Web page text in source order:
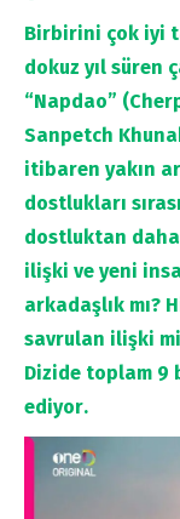
Birbirini çok iyi
dokuz yıl süren
“Napdao”
Sanpetch
itibaren yakın
dostlukları
dostluktan
ilişki ve yeni
arkadaşlık mı?
savrulan ilişki
Dizide toplam 9
ediyor.